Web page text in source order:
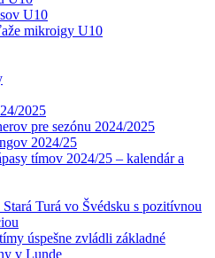
U10
mikroigy U10
2025
pre sezónu 2024/2025
2024/25
tímov 2024/25 – kalendár a
Turá vo Švédsku s pozitívnou
úspešne zvládli základné
v Lunde